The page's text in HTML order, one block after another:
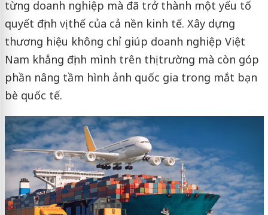
từng doanh nghiệp mà đã trở thành một yếu tố
quyết định vị thế của cả nền kinh tế. Xây dựng
thương hiệu không chỉ giúp doanh nghiệp Việt
Nam khẳng định mình trên thị trường mà còn góp
phần nâng tầm hình ảnh quốc gia trong mắt bạn
bè quốc tế.